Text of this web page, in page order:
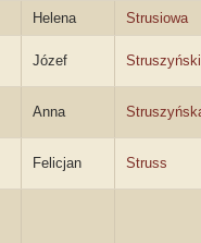
Helena Strusiowa
Józef Struszyński
Anna
Felicjan Struss